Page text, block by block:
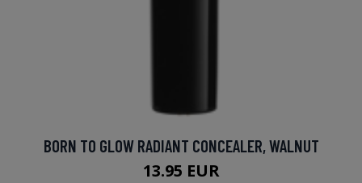
BORN TO GLOW RADIANT CONCEALER, WALNUT
13.95 EUR